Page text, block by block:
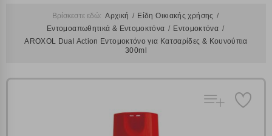
Βρίσκεστε εδώ: Αρχική
Είδη Οικιακής χρήσης
Εντομοαπωθητικά & Εντομοκτόνα
Εντομοκτόνα
AROXOL Dual Action Εντομοκτόνο για Κατσαρίδες & Κουνούπια
300ml